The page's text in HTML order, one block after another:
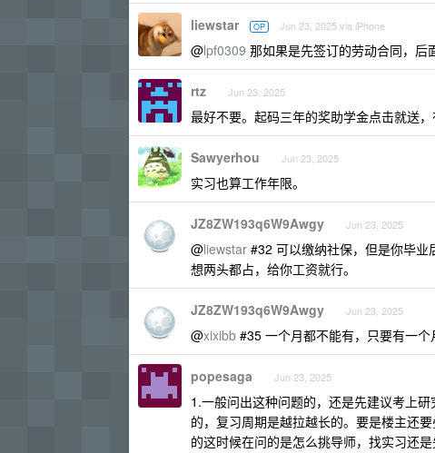
liewstar OP Jun 23, 2025 via iPhone
@lpf0309 那如果是先签订的劳动合同，后
rtz Jun 23, 2025
最好不要。起码三年的奖助学金点击就送
Sawyerhou Jun 23, 2025
实习也算工作年限。
JZ8ZW193q6W9Awgy Jun 23, 2025
@liewstar #32 可以缴纳社保，但是你毕
想两头都占，给你工资就行。
JZ8ZW193q6W9Awgy Jun 23, 2025
@xixibb #35 一个月都不能有，只要有一个
popesaga Jun 23, 2025
1.一般问出这种问题的，还是先建议考上
的，复习周期是越拉越长的。要是楼主还
的这时候在问的是怎么挑导师，找实习还